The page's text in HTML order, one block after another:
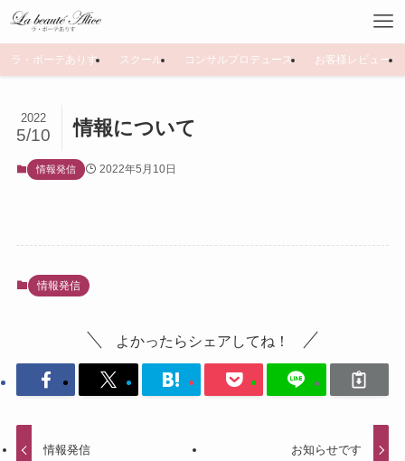
ラ・ボーテありす スクール コンサルプロデュース お客様レビュー
情報について
2022
5/10
情報発信 2022年5月10日
情報発信
よかったらシェアしてね！
情報発信 お知らせです